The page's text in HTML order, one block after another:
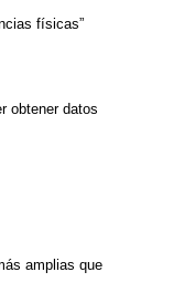
físicas”
obtener datos
amplias que